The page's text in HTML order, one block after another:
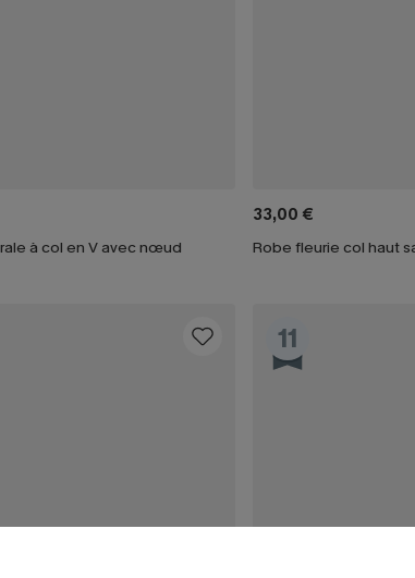
à col en V avec nœud
33,00 €
Robe fleurie col haut
11